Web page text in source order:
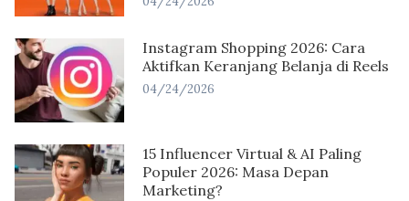
Instagram Shopping 2026: Cara
Aktifkan Keranjang Belanja di Reels
04/24/2026
15 Influencer Virtual & AI Paling
Populer 2026: Masa Depan
Marketing?